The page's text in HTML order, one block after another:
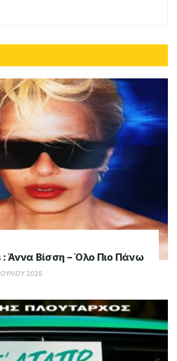
: Άννα Βίσση – Όλο Πιο Πάνω
2026